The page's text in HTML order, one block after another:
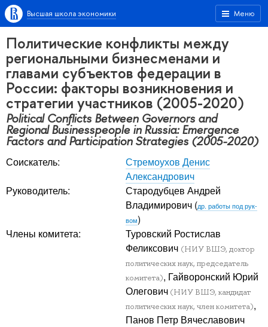
Меню
Высшая школа экономики
Политические конфликты между
региональными бизнесменами и
главами субъектов федерации в
России: факторы возникновения и
стратегии участников (2005-2020)
Political Conflicts Between Governors and
Regional Businesspeople in Russia: Emergence
Factors and Participation Strategies (2005-2020)
Соискатель:
Стремоухов Денис
Александрович
Руководитель:
Стародубцев Андрей
Владимирович (др. работы под рук-
вом)
Члены комитета:
Туровский Ростислав
Феликсович (НИУ ВШЭ, доктор
политических наук, председатель
комитета), Гайворонский Юрий
Олегович (НИУ ВШЭ, кандидат
политических наук, член комитета),
Панов Петр Вячеславович